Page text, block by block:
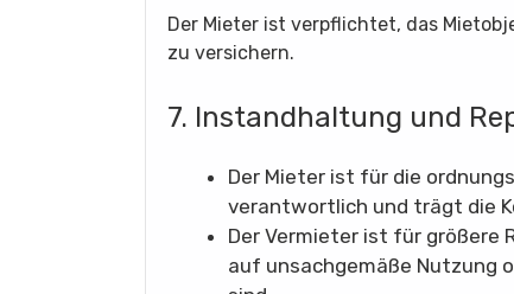
Der Mieter ist verpflichtet, das
zu versichern.
7. Instandhaltung und
Der Mieter ist für die
verantwortlich und trägt die
Der Vermieter ist für größere
auf unsachgemäße Nutzung